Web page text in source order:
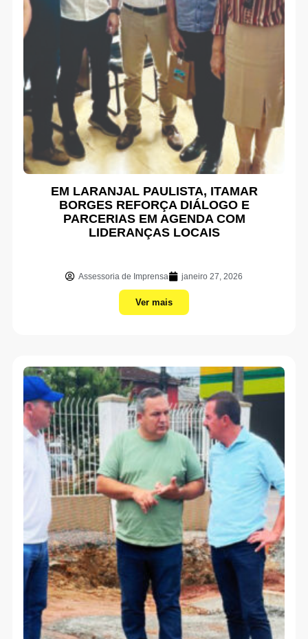
EM LARANJAL PAULISTA, ITAMAR
BORGES REFORÇA DIÁLOGO E
PARCERIAS EM AGENDA COM
LIDERANÇAS LOCAIS
Assessoria de Imprensa janeiro 27, 2026
Ver mais